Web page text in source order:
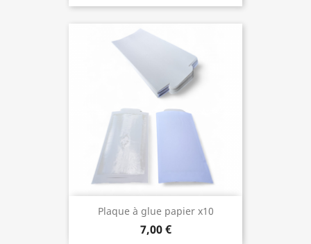
Plaque à glue papier x10
7,00 €